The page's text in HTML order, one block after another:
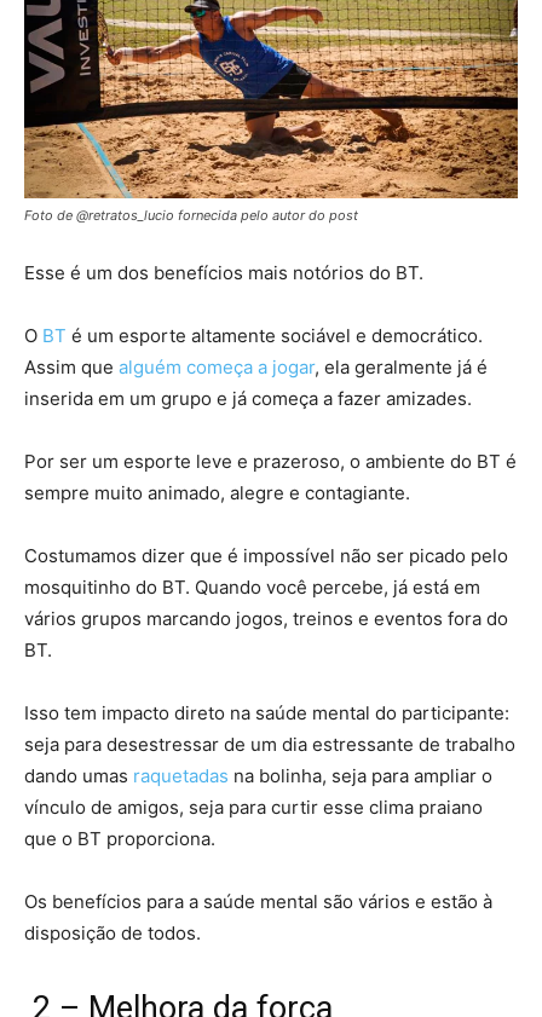
Foto de @retratos_lucio fornecida pelo autor do post
Esse é um dos benefícios mais notórios do BT.
O BT é um esporte altamente sociável e democrático.
Assim que alguém começa a jogar, ela geralmente já é
inserida em um grupo e já começa a fazer amizades.
Por ser um esporte leve e prazeroso, o ambiente do BT é
sempre muito animado, alegre e contagiante.
Costumamos dizer que é impossível não ser picado pelo
mosquitinho do BT. Quando você percebe, já está em
vários grupos marcando jogos, treinos e eventos fora do
BT.
Isso tem impacto direto na saúde mental do participante:
seja para desestressar de um dia estressante de trabalho
dando umas raquetadas na bolinha, seja para ampliar o
vínculo de amigos, seja para curtir esse clima praiano
que o BT proporciona.
Os benefícios para a saúde mental são vários e estão à
disposição de todos.
2 – Melhora da força